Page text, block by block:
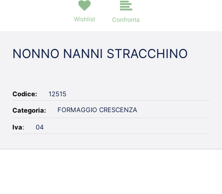
Wishlist Confronta
NONNO NANNI STRACCHINO
Codice: 12515
Categoria: FORMAGGIO CRESCENZA
Iva: 04